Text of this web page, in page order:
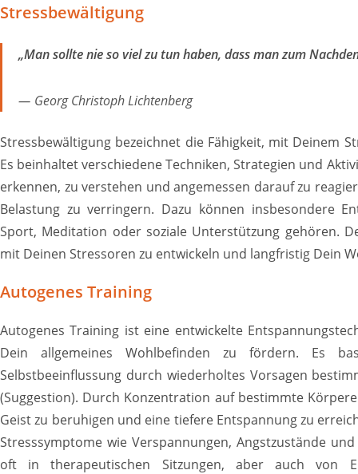
Stressbewältigung
„Man sollte nie so viel zu tun haben, dass man zum
Georg Christoph Lichtenberg
Stressbewältigung bezeichnet die Fähigkeit, mit Deinem
Es beinhaltet verschiedene Techniken, Strategien und
erkennen, zu verstehen und angemessen darauf zu
Belastung zu verringern. Dazu können insbesondere
Sport, Meditation oder soziale Unterstützung gehören.
mit Deinen Stressoren zu entwickeln und langfristig Dein
Autogenes Training
Autogenes Training ist eine entwickelte
Dein allgemeines Wohlbefinden zu fördern. Es
Selbstbeeinflussung durch wiederholtes Vorsagen
(Suggestion). Durch Konzentration auf bestimmte
Geist zu beruhigen und eine tiefere Entspannung zu
Stresssymptome wie Verspannungen, Angstzustände
oft in therapeutischen Sitzungen, aber auch von